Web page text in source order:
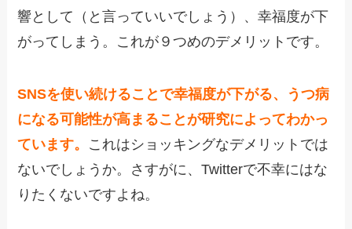
響として（と言っていいでしょう）、幸福度が下
がってしまう。これが９つめのデメリットです。
SNSを使い続けることで幸福度が下がる、うつ病
になる可能性が高まることが研究によってわかっ
ています。 これはショッキングなデメリットでは
ないでしょうか。さすがに、Twitterで不幸にはな
りたくないですよね。